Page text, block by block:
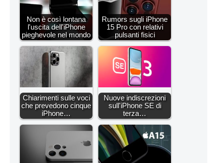
Non è così lontana
l'uscita dell'iPhone
pieghevole nel mondo
Rumors sugli iPhone
15 Pro con relativi
pulsanti fisici
Chiarimenti sulle voci
che prevedono cinque
iPhone…
Nuove indiscrezioni
sull'iPhone SE di
terza…